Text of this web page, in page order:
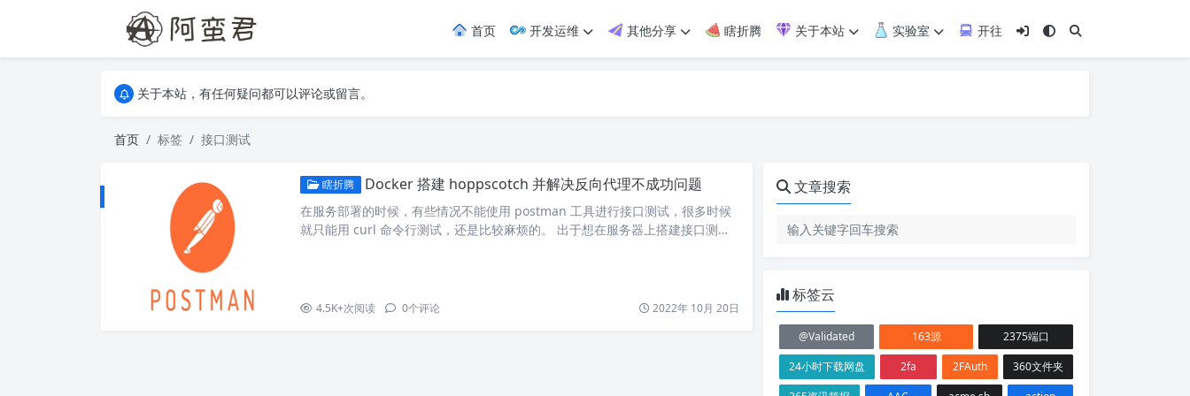
首页 开发运维 其他分享 瞎折腾 关于本站 实验室
开往
关于本站，有任何疑问都可以评论或留言。
关于本站，有任何疑问都可以评论或留言。
首页
标签 接口测试
瞎折腾 Docker 搭建 hoppscotch 并解决反向代理不成功问题
在服务部署的时候，有些情况不能使用 postman 工具进行接口测试，很多时候
就只能用 curl 命令行测试，还是比较麻烦的。 出于想在服务器上搭建接口测试
4.5K+次阅读 0个评论 2022年 10月 20日
文章搜索
标签云
@Validated 163源
2375端口
24小时下载网盘
2fa 2FAuth
360文件夹